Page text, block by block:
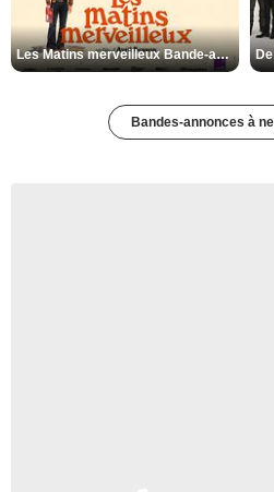
Les Matins merveilleux Bande-annonce VF
Bandes-annonces à